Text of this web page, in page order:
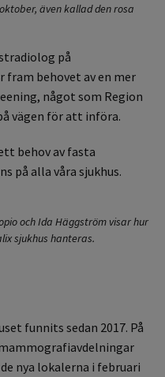
även kallad den rosa
på
fram behovet av en mer
något som Region
vägen för att införa.
behov av fasta
på alla våra sjukhus.
och Ida Häggström visar hur
sjukhus hanteras.
funnits sedan 2017. På
nya lokalerna i februari